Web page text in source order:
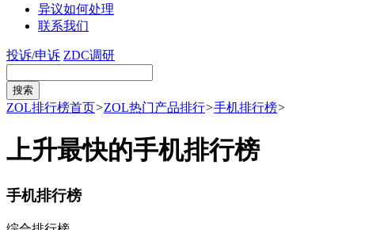
异议如何处理
联系我们
投诉/申诉 ZDC调研
ZOL排行榜首页>ZOL热门产品排行>手机排行榜>
上升最快的手机排行榜
手机排行榜